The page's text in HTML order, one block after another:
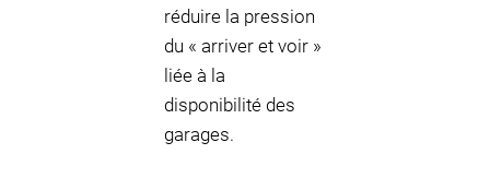
réduire la pression
du « arriver et voir »
liée à la
disponibilité des
garages.